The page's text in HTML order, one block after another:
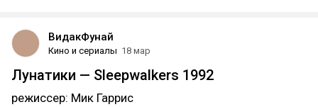
ВидакФунай
Кино и сериалы 18 мар
Лунатики — Sleepwalkers 1992
режиссер: Мик Гаррис